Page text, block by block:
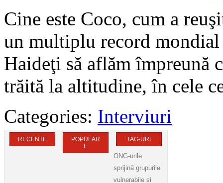
Cine este Coco, cum a
un multiplu record
Haideţi să aflăm împreună
trăită la altitudine, în cele
Categories: Interviuri
RECENTE
POPULAR
E
TAG-URI
ONG-urile
sprijină grupurile
vulnerabile și